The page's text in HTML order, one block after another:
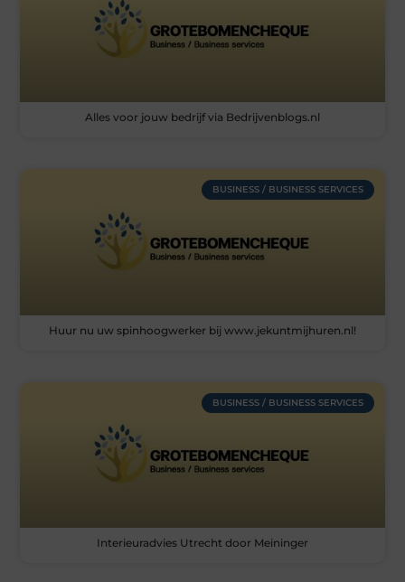
Alles voor jouw bedrijf via Bedrijvenblogs.nl
BUSINESS / BUSINESS SERVICES
Huur nu uw spinhoogwerker bij www.jekuntmijhuren.nl!
BUSINESS / BUSINESS SERVICES
Interieuradvies Utrecht door Meininger